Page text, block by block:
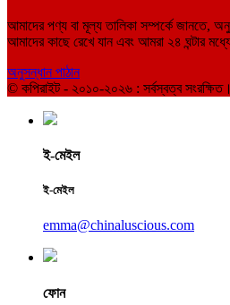
আমাদের পণ্য বা মূল্য তালিকা সম্পর্কে জানতে,
আমাদের কাছে রেখে যান এবং আমরা ২৪ ঘন্টার
অনুসন্ধান পাঠান
© কপিরাইট - ২০১০-২০২৬ : সর্বস্বত্ব সংরক্ষিত।
ই-মেইল
ই-মেইল
emma@chinaluscious.com
ফোন